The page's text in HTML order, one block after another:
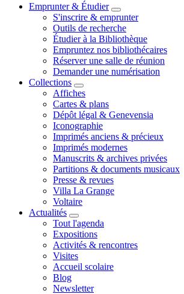
Emprunter & Étudier
S'inscrire & emprunter
Outils de recherche
Étudier à la Bibliothèque
Empruntez nos bibliothécaires
Réserver une salle de réunion
Demander une numérisation
Collections
Affiches
Cartes & plans
Dépôt légal & Genevensia
Iconographie
Imprimés anciens & précieux
Imprimés modernes
Manuscrits & archives privées
Partitions & documents musicaux
Presse & revues
Villa La Grange
Voltaire
Actualités
Tout l'agenda
Expositions
Activités & rencontres
Visites
Accueil scolaire
Blog
Newsletter